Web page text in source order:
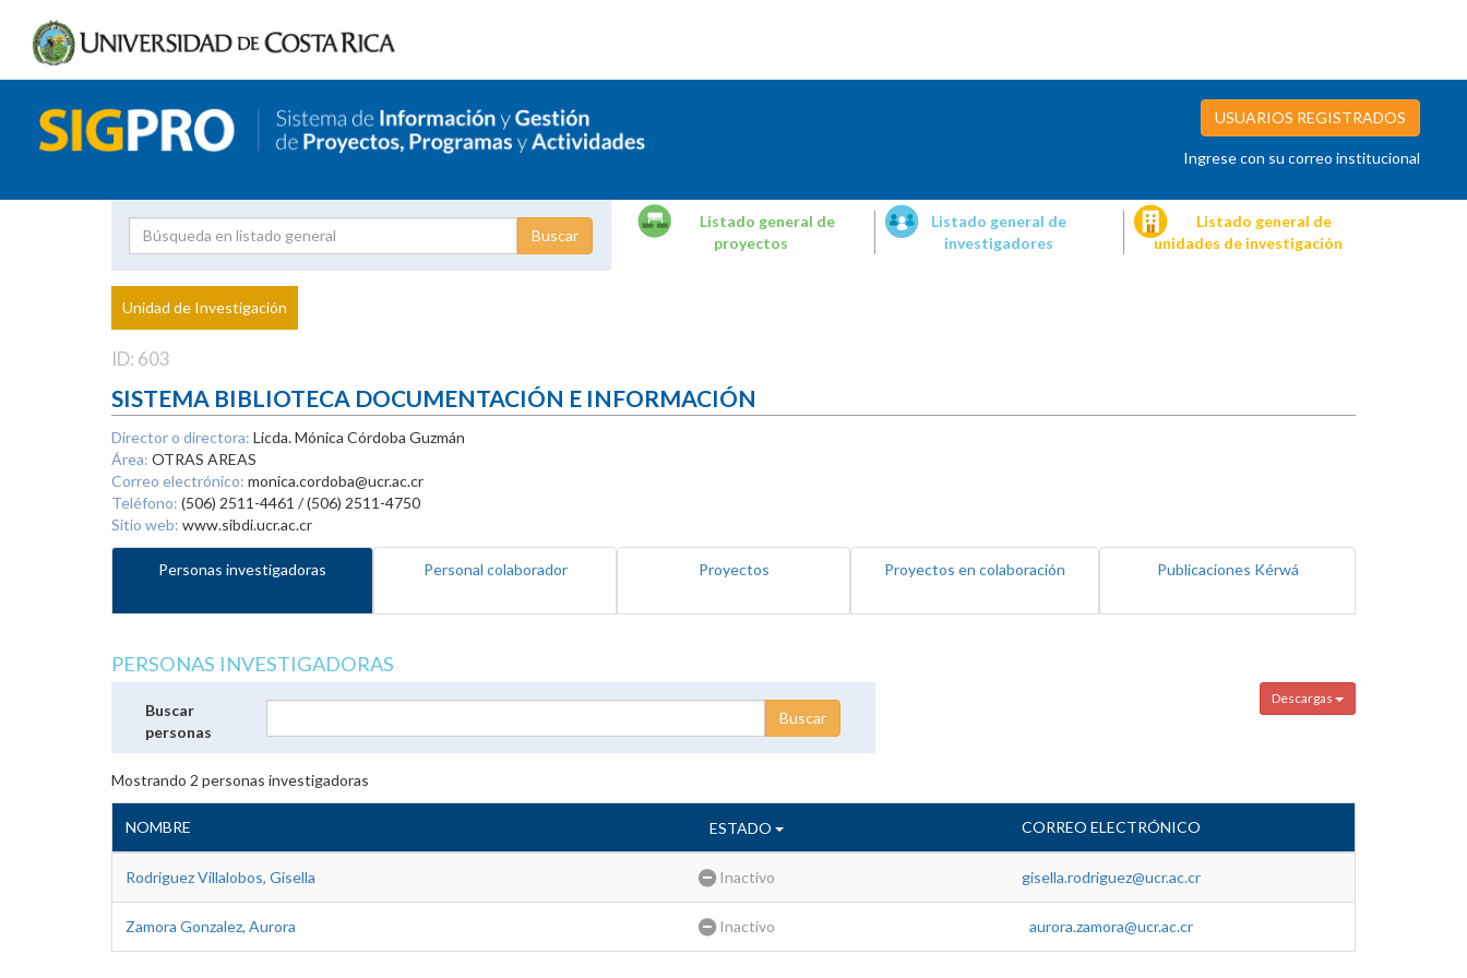
USUARIOS REGISTRADOS
Ingrese con su correo institucional
Proyecto
Investigador
Listado general de
proyectos
Listado general de
investigadores
Listado general de
unidades de investigación
Unidad de Investigación
ID: 603
SISTEMA BIBLIOTECA DOCUMENTACIÓN E INFORMACIÓN
Director o directora: Licda. Mónica Córdoba Guzmán
Área: OTRAS AREAS
Correo electrónico: monica.cordoba@ucr.ac.cr
Teléfono: (506) 2511-4461 / (506) 2511-4750
Sitio web: www.sibdi.ucr.ac.cr
Personas investigadoras Personal colaborador Proyectos Proyectos en colaboración Publicaciones Kérwá
PERSONAS INVESTIGADORAS
Descargas
Buscar
personas
Mostrando 2 personas investigadoras
NOMBRE ESTADO CORREO ELECTRÓNICO
Rodriguez Villalobos, Gisella Inactivo gisella.rodriguez@ucr.ac.cr
Zamora Gonzalez, Aurora Inactivo aurora.zamora@ucr.ac.cr